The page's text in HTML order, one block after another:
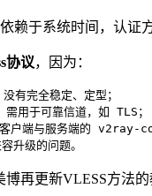
赖于系统时间，认证
协议，因为：
有完全稳定、定型；
用于可靠信道，如 TLS；
户端与服务端的 v2ray-
升级的问题。
再更新VLESS方法的